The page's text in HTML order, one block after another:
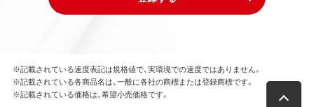
※記載されている速度表記は規格値で、実環境での速度ではありません。
※記載されている各商品名は、一般に各社の商標または登録商標です。
※記載されている価格は、希望小売価格です。